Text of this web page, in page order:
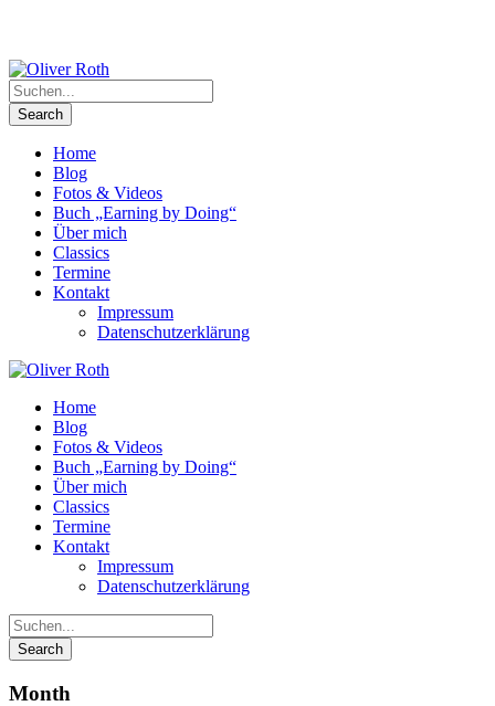
Home
Blog
Fotos & Videos
Buch „Earning by Doing“
Über mich
Classics
Termine
Kontakt
Impressum
Datenschutzerklärung
Home
Blog
Fotos & Videos
Buch „Earning by Doing“
Über mich
Classics
Termine
Kontakt
Impressum
Datenschutzerklärung
Month